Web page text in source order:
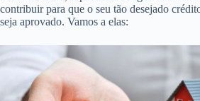
contribuir para que o seu tão desejado
seja aprovado. Vamos a elas: